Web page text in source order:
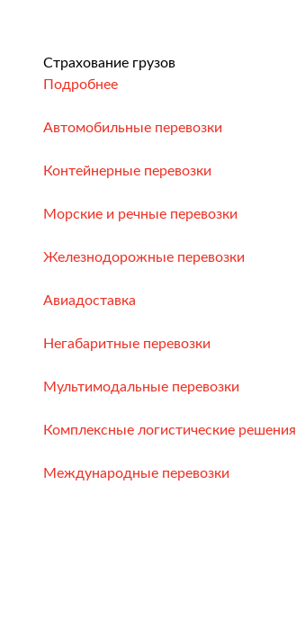
Страхование грузов
Подробнее
Автомобильные перевозки
Контейнерные перевозки
Морские и речные перевозки
Железнодорожные перевозки
Авиадоставка
Негабаритные перевозки
Мультимодальные перевозки
Комплексные логистические решения
Международные перевозки